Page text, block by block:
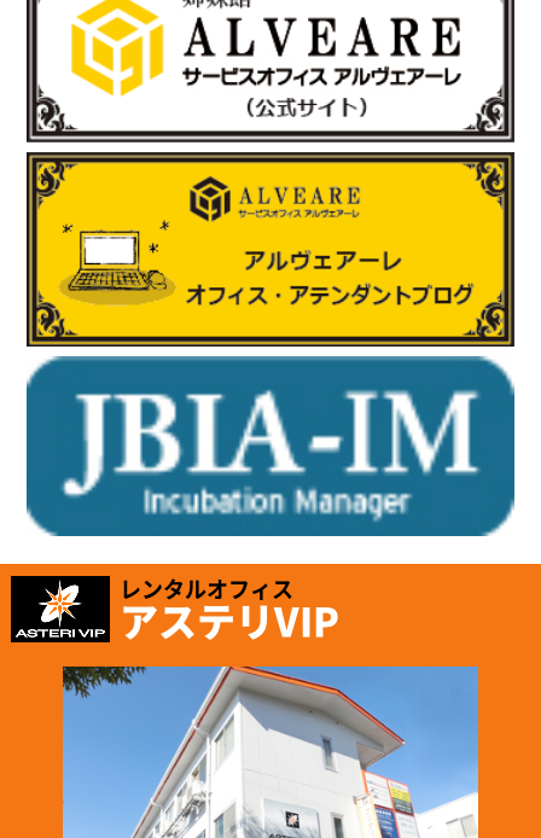
「有限会社E-スタヂオ」様のお知らせ
令和7年度 第22期“さいたま”あんとれすくーる の開催が決定しま
詳しくはさいたま市のホームページをご覧ください。
https://www.city.saitama.lg.jp/001/005/008/p036060.html
http://www.e-sta.biz/
2025.6.17
「株式会社テイコク」様のお知らせ
岐阜県内の中学生向けお仕事ブックに株式会社テイコク様が掲載
されました。
https://www.teikoku-eng.co.jp/notice/9424/
2025.5.8
「有限会社ホッピングワールド」様のお知らせ
ホームページが新しくリニューアルされました。
https://www.hopping.co.jp/jp/index.php
レンタルオフィス
アステリVIP